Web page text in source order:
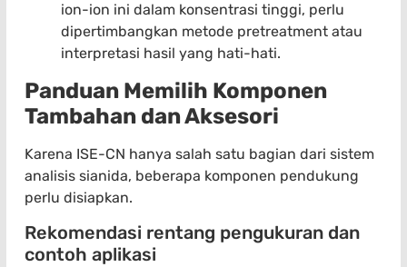
ion-ion ini dalam konsentrasi tinggi, perlu
dipertimbangkan metode pretreatment atau
interpretasi hasil yang hati-hati.
Panduan Memilih Komponen
Tambahan dan Aksesori
Karena ISE-CN hanya salah satu bagian dari sistem
analisis sianida, beberapa komponen pendukung
perlu disiapkan.
Rekomendasi rentang pengukuran dan
contoh aplikasi